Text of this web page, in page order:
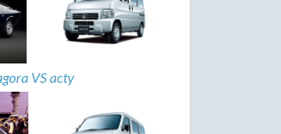
VS acty